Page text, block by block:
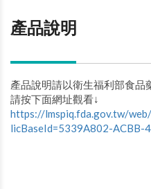
產品說明
產品說明請以衛生福利部食品
請按下面網址觀看↓
https://lmspiq.fda.gov.tw/
licBaseId=5339A802-